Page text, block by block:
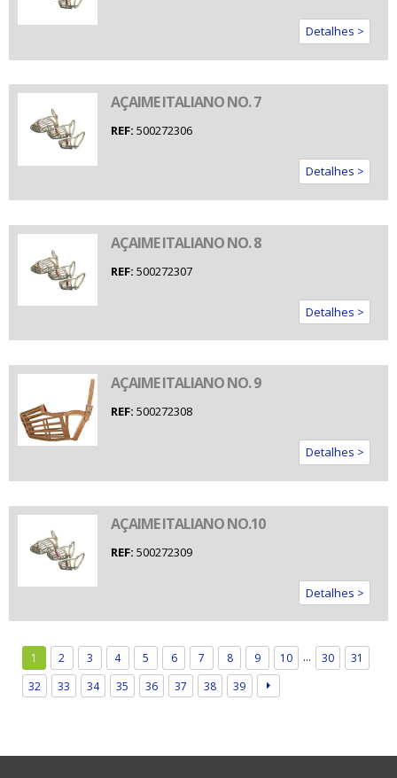
Detalhes >
AÇAIME ITALIANO NO. 7
REF: 500272306
Detalhes >
AÇAIME ITALIANO NO. 8
REF: 500272307
Detalhes >
AÇAIME ITALIANO NO. 9
REF: 500272308
Detalhes >
AÇAIME ITALIANO NO.10
REF: 500272309
Detalhes >
1 2 3 4 5 6 7 8 9 10 … 30
31
32
33 34 35 36 37 38 39